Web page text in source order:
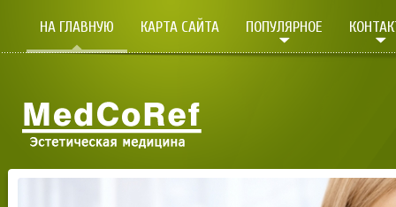
НА ГЛАВНУЮ КАРТА САЙТА ПОПУЛЯРНОЕ